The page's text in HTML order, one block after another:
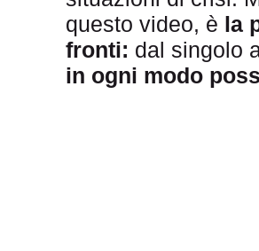
questo video, è la
fronti: dal singolo
in ogni modo